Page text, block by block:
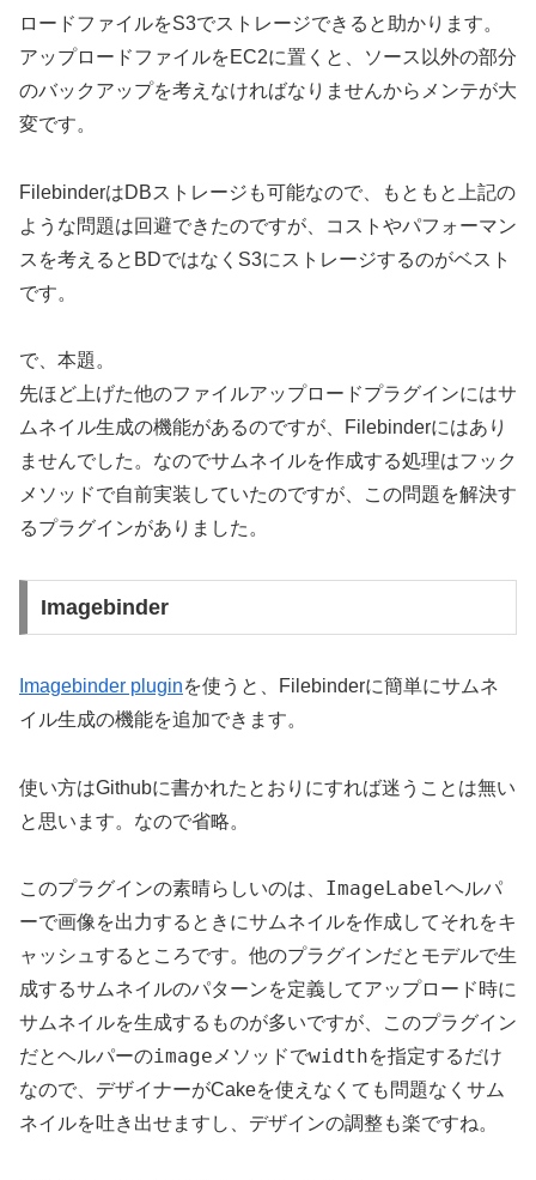
ロードファイルをS3でストレージできると助かります。
アップロードファイルをEC2に置くと、ソース以外の部分
のバックアップを考えなければなりませんからメンテが大
変です。
FilebinderはDBストレージも可能なので、もともと上記の
ような問題は回避できたのですが、コストやパフォーマン
スを考えるとBDではなくS3にストレージするのがベスト
です。
で、本題。
先ほど上げた他のファイルアップロードプラグインにはサ
ムネイル生成の機能があるのですが、Filebinderにはあり
ませんでした。なのでサムネイルを作成する処理はフック
メソッドで自前実装していたのですが、この問題を解決す
るプラグインがありました。
Imagebinder
Imagebinder pluginを使うと、Filebinderに簡単にサムネ
イル生成の機能を追加できます。
使い方はGithubに書かれたとおりにすれば迷うことは無い
と思います。なので省略。
このプラグインの素晴らしいのは、 ImageLabelヘルパ
ーで画像を出力するときにサムネイルを作成してそれをキ
ャッシュするところです。他のプラグインだとモデルで生
成するサムネイルのパターンを定義してアップロード時に
サムネイルを生成するものが多いですが、このプラグイン
だとヘルパーのimageメソッドでwidthを指定するだけ
なので、デザイナーがCakeを使えなくても問題なくサム
ネイルを吐き出せますし、デザインの調整も楽ですね。